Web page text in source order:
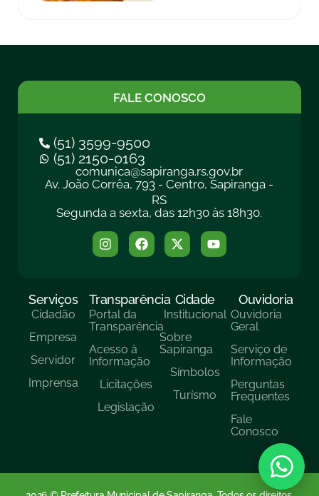
FALE CONOSCO
(51) 3599-9500
(51) 2150-0163
comunica@sapiranga.rs.gov.br
Av. João Corrêa, 793 - Centro, Sapiranga -
RS
Segunda a sexta, das 12h30 às 18h30.
Serviços
Cidadão
Empresa
Servidor
Imprensa
Transparência
Portal da
Transparência
Acesso à
Informação
Licitações
Legislação
Cidade
Institucional
Sobre
Sapiranga
Símbolos
Turísmo
Ouvidoria
Ouvidoria
Geral
Serviço de
Informação
Perguntas
Frequentes
Fale
Conosco